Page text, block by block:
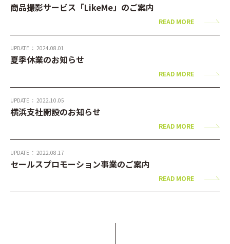
商品撮影サービス「LikeMe」のご案内
READ MORE
UPDATE ： 2024.08.01
夏季休業のお知らせ
READ MORE
UPDATE ： 2022.10.05
横浜支社開設のお知らせ
READ MORE
UPDATE ： 2022.08.17
セールスプロモーション事業のご案内
READ MORE